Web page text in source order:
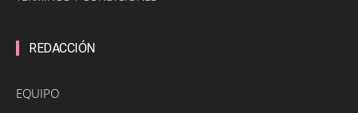
REDACCIÓN
EQUIPO